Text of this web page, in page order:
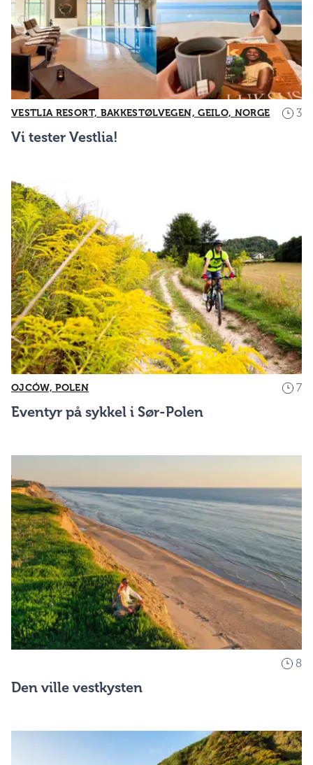
VESTLIA RESORT, BAKKESTØLVEGEN, GEILO, NORGE 3
Vi tester Vestlia!
OJCÓW, POLEN 7
Eventyr på sykkel i Sør-Polen
8
Den ville vestkysten